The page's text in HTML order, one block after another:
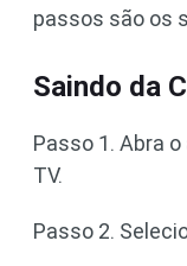
passos são os
Saindo da
Passo 1. Abra
TV.
Passo 2.